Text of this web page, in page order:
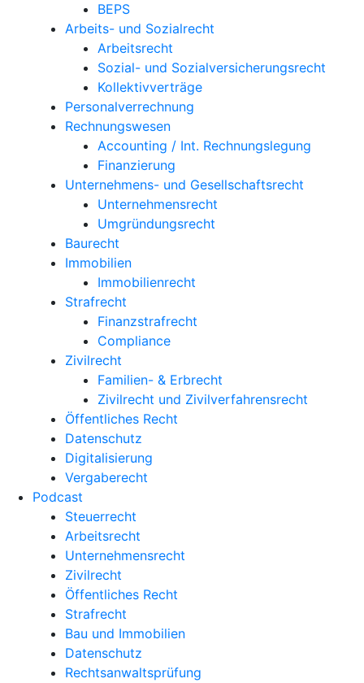
BEPS
Arbeits- und Sozialrecht
Arbeitsrecht
Sozial- und Sozialversicherungsrecht
Kollektivverträge
Personalverrechnung
Rechnungswesen
Accounting / Int. Rechnungslegung
Finanzierung
Unternehmens- und Gesellschaftsrecht
Unternehmensrecht
Umgründungsrecht
Baurecht
Immobilien
Immobilienrecht
Strafrecht
Finanzstrafrecht
Compliance
Zivilrecht
Familien- & Erbrecht
Zivilrecht und Zivilverfahrensrecht
Öffentliches Recht
Datenschutz
Digitalisierung
Vergaberecht
Podcast
Steuerrecht
Arbeitsrecht
Unternehmens­recht
Zivilrecht
Öffentliches Recht
Strafrecht
Bau und Immobilien
Datenschutz
Rechtsanwalts­prüfung